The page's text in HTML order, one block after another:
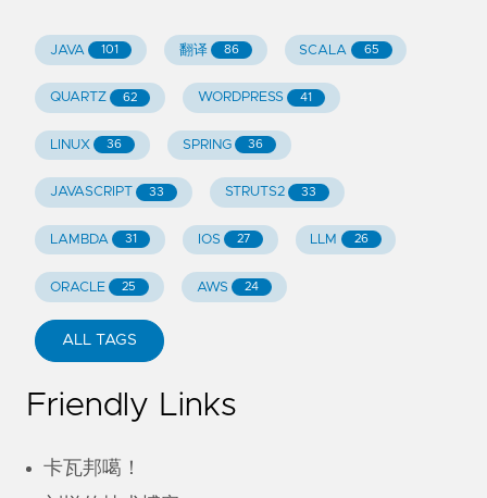
JAVA 101 翻译 86 SCALA 65
QUARTZ 62 WORDPRESS 41
LINUX 36 SPRING 36
JAVASCRIPT 33 STRUTS2 33
LAMBDA 31 IOS 27 LLM 26
ORACLE 25 AWS 24
ALL TAGS
Friendly Links
卡瓦邦噶！